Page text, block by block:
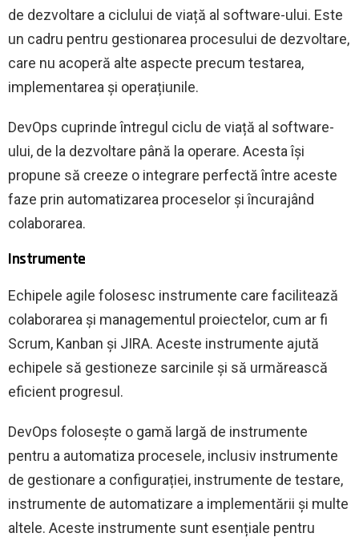
de dezvoltare a ciclului de viață al software-ului. Este
un cadru pentru gestionarea procesului de dezvoltare,
care nu acoperă alte aspecte precum testarea,
implementarea și operațiunile.
DevOps cuprinde întregul ciclu de viață al software-
ului, de la dezvoltare până la operare. Acesta își
propune să creeze o integrare perfectă între aceste
faze prin automatizarea proceselor și încurajând
colaborarea.
Instrumente
Echipele agile folosesc instrumente care facilitează
colaborarea și managementul proiectelor, cum ar fi
Scrum, Kanban și JIRA. Aceste instrumente ajută
echipele să gestioneze sarcinile și să urmărească
eficient progresul.
DevOps folosește o gamă largă de instrumente
pentru a automatiza procesele, inclusiv instrumente
de gestionare a configurației, instrumente de testare,
instrumente de automatizare a implementării și multe
altele. Aceste instrumente sunt esențiale pentru